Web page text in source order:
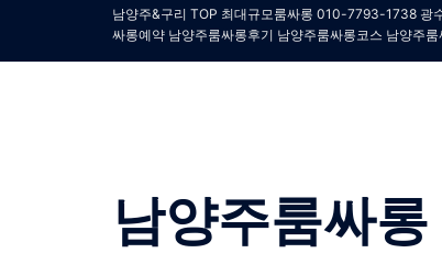
남양주&구리 TOP 최대규모룸싸롱 010-7793-1738 광
싸롱예약 남양주룸싸롱후기 남양주룸싸롱코스 남양주
남양주룸싸